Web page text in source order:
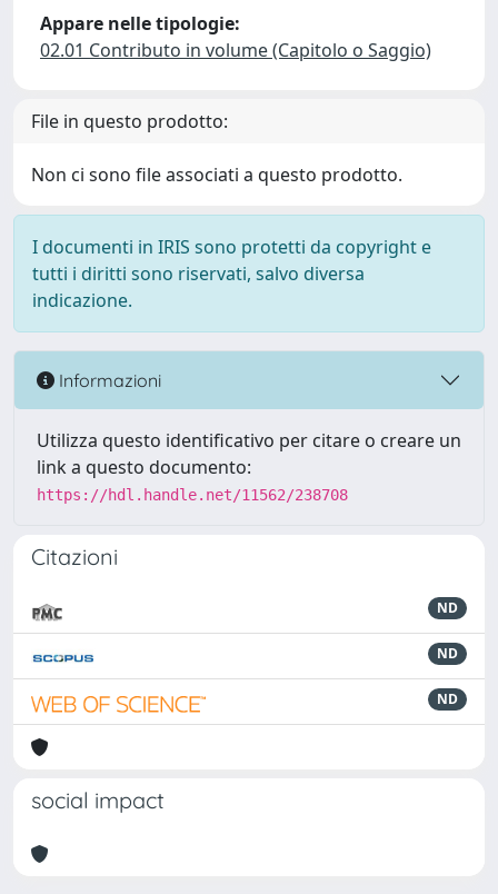
Appare nelle tipologie:
02.01 Contributo in volume (Capitolo o Saggio)
File in questo prodotto:
Non ci sono file associati a questo prodotto.
I documenti in IRIS sono protetti da copyright e
tutti i diritti sono riservati, salvo diversa
indicazione.
Informazioni
Utilizza questo identificativo per citare o creare un
link a questo documento:
https://hdl.handle.net/11562/238708
Citazioni
ND
ND
ND
social impact